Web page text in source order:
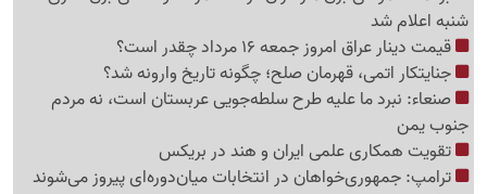
شنبه اعلام شد
قیمت دینار عراق امروز جمعه 16 مرداد چقدر است؟
جنایتکار اتمی، قهرمان صلح؛ چگونه تاریخ وارونه شد؟
صنعاء: نبرد ما علیه طرح سلطه‌جویی عربستان است، نه مردم
جنوب یمن
تقویت همکاری علمی ایران و هند در بریکس
ترامپ: جمهوری‌خواهان در انتخابات میان‌دوره‌ای پیروز می‌شوند